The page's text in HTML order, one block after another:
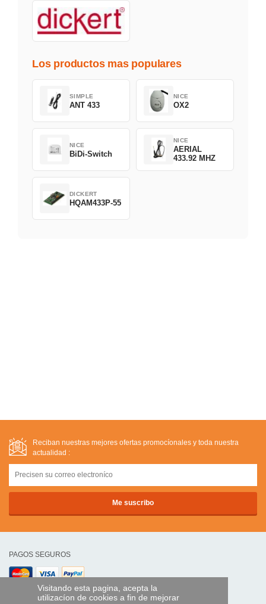
Visitando esta pagina, acepta la
utilizacíon de cookies a fin de mejorar
Los productos mas populares
SIMPLE
ANT 433
NICE
OX2
NICE
BiDi-Switch
NICE
AERIAL
433.92 MHZ
DICKERT
HQAM433P-55
Reciban nuestras mejores ofertas promocíonales y toda nuestra
actualidad :
PAGOS SEGUROS
transferencia bancaria